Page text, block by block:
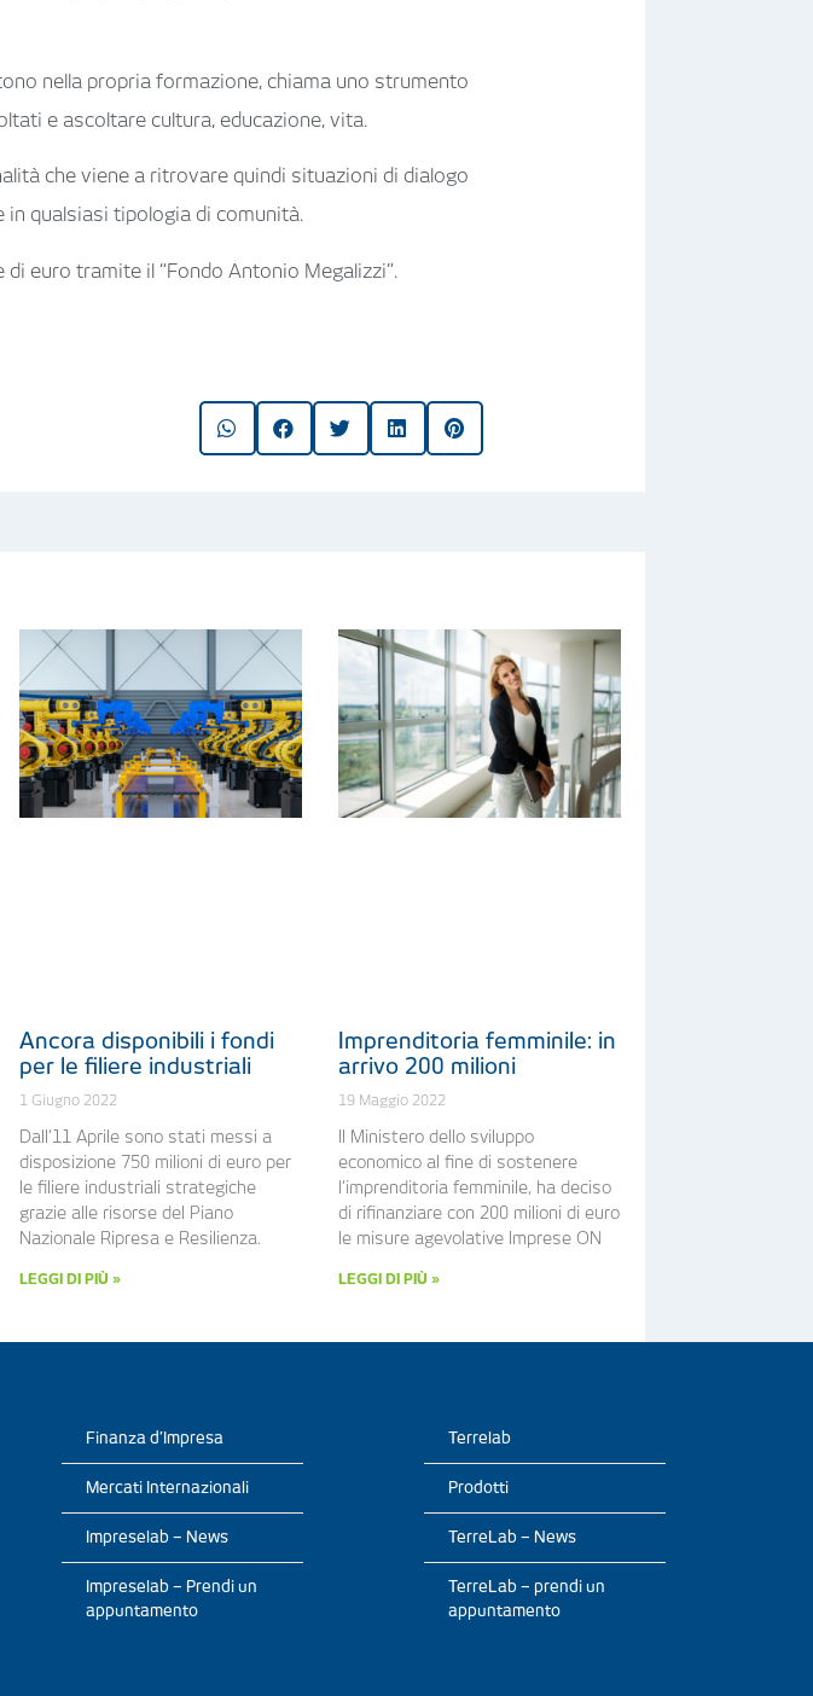
nella propria formazione, chiama uno strumento
e ascoltare cultura, educazione, vita.
che viene a ritrovare quindi situazioni di dialogo
qualsiasi tipologia di comunità.
euro tramite il “Fondo Antonio Megalizzi”.
Ancora disponibili i fondi
per le filiere industriali
1 Giugno 2022
Dall’11 Aprile sono stati messi a
disposizione 750 milioni di euro per
le filiere industriali strategiche
grazie alle risorse del Piano
Nazionale Ripresa e Resilienza.
LEGGI DI PIÙ »
Imprenditoria femminile: in
arrivo 200 milioni
19 Maggio 2022
Il Ministero dello sviluppo
economico al fine di sostenere
l’imprenditoria femminile, ha deciso
di rifinanziare con 200 milioni di euro
le misure agevolative Imprese ON
LEGGI DI PIÙ »
Finanza d’Impresa
Mercati Internazionali
Impreselab – News
Impreselab – Prendi un
appuntamento
Terrelab
Prodotti
TerreLab – News
TerreLab – prendi un
appuntamento